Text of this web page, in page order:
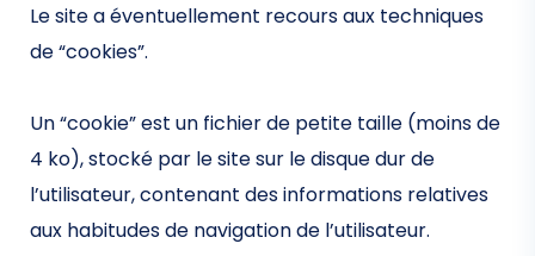
Le site a éventuellement recours aux techniques
de “cookies”.
Un “cookie” est un fichier de petite taille (moins de
4 ko), stocké par le site sur le disque dur de
l’utilisateur, contenant des informations relatives
aux habitudes de navigation de l’utilisateur.